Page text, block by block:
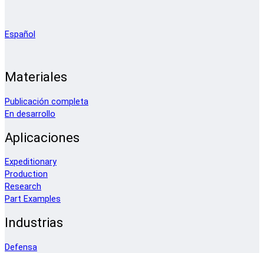
Español
Materiales
Publicación completa
En desarrollo
Aplicaciones
Expeditionary
Production
Research
Part Examples
Industrias
Defensa